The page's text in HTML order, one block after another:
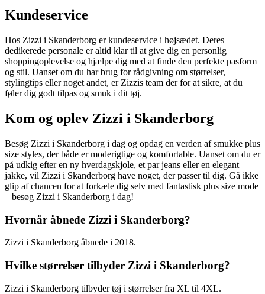
Kundeservice
Hos Zizzi i Skanderborg er kundeservice i højsædet. Deres
dedikerede personale er altid klar til at give dig en personlig
shoppingoplevelse og hjælpe dig med at finde den perfekte pasform
og stil. Uanset om du har brug for rådgivning om størrelser,
stylingtips eller noget andet, er Zizzis team der for at sikre, at du
føler dig godt tilpas og smuk i dit tøj.
Kom og oplev Zizzi i Skanderborg
Besøg Zizzi i Skanderborg i dag og opdag en verden af smukke plus
size styles, der både er moderigtige og komfortable. Uanset om du er
på udkig efter en ny hverdagskjole, et par jeans eller en elegant
jakke, vil Zizzi i Skanderborg have noget, der passer til dig. Gå ikke
glip af chancen for at forkæle dig selv med fantastisk plus size mode
– besøg Zizzi i Skanderborg i dag!
Hvornår åbnede Zizzi i Skanderborg?
Zizzi i Skanderborg åbnede i 2018.
Hvilke størrelser tilbyder Zizzi i Skanderborg?
Zizzi i Skanderborg tilbyder tøj i størrelser fra XL til 4XL.